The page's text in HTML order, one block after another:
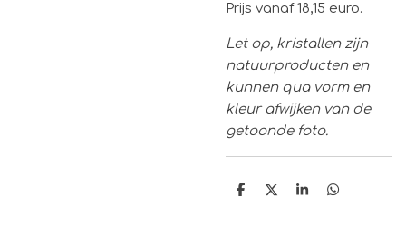
Prijs vanaf 18,15 euro.
Let op, kristallen zijn
natuurproducten en
kunnen qua vorm en
kleur afwijken van de
getoonde foto.
D
D
S
D